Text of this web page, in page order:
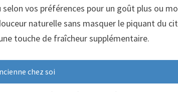
selon vos préférences pour un goût plus ou
naturelle sans masquer le piquant du
touche de fraîcheur supplémentaire.
chez soi